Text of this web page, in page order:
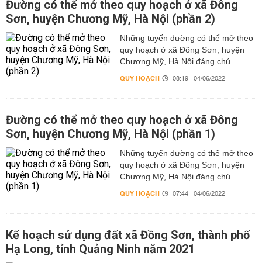
Đường có thể mở theo quy hoạch ở xã Đông
Sơn, huyện Chương Mỹ, Hà Nội (phần 2)
Những tuyến đường có thể mở theo
quy hoạch ở xã Đông Sơn, huyện
Chương Mỹ, Hà Nội đáng chú...
QUY HOẠCH 08:19 | 04/06/2022
Đường có thể mở theo quy hoạch ở xã Đông
Sơn, huyện Chương Mỹ, Hà Nội (phần 1)
Những tuyến đường có thể mở theo
quy hoạch ở xã Đông Sơn, huyện
Chương Mỹ, Hà Nội đáng chú...
QUY HOẠCH 07:44 | 04/06/2022
Kế hoạch sử dụng đất xã Đồng Sơn, thành phố
Hạ Long, tỉnh Quảng Ninh năm 2021